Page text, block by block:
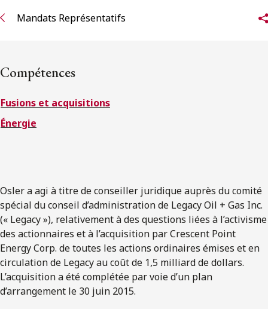
Mandats Représentatifs
Compétences
Fusions et acquisitions
Énergie
Osler a agi à titre de conseiller juridique auprès du comité
spécial du conseil d’administration de Legacy Oil + Gas Inc.
(« Legacy »), relativement à des questions liées à l’activisme
des actionnaires et à l’acquisition par Crescent Point
Energy Corp. de toutes les actions ordinaires émises et en
circulation de Legacy au coût de 1,5 milliard de dollars.
L’acquisition a été complétée par voie d’un plan
d’arrangement le 30 juin 2015.